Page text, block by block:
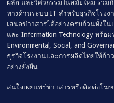
ผลิต และวิศวกรรมในสมัยใหม่ รวม
ทางด้านระบบ IT สำหรับธุรกิจโรงง
เสนอข่าวสารได้อย่างครบถ้วนทั้งใน
และ Information Technology พร้อ
Environmental, Social, and
ธุรกิจโรงงานและการผลิตไทยให้ก้
อย่างยั่งยืน
สนใจเผยแพร่ข่าวสารหรือติดต่อโ